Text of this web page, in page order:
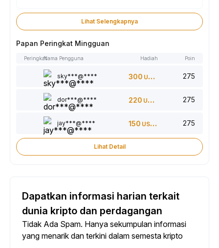
Lihat Selengkapnya
Papan Peringkat Mingguan
PeringkatNama Pengguna Hadiah Poin
sky***@**** 300 USDT 275
dor***@**** 220 USDT 275
jay***@**** 150 USDT 275
Lihat Detail
Dapatkan informasi harian terkait
dunia kripto dan perdagangan
Tidak Ada Spam. Hanya sekumpulan informasi
yang menarik dan terkini dalam semesta kripto